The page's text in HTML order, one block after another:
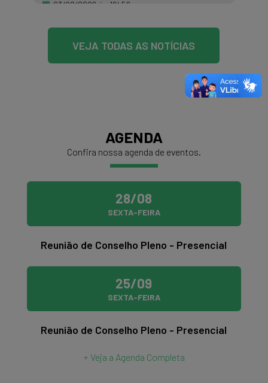
03/08/2026 às 16h56
VEJA TODAS AS NOTÍCIAS
AGENDA
Confira nossa agenda de eventos.
28/08
SEXTA-FEIRA
Reunião de Conselho Pleno - Presencial
25/09
SEXTA-FEIRA
Reunião de Conselho Pleno - Presencial
+ Veja a Agenda Completa